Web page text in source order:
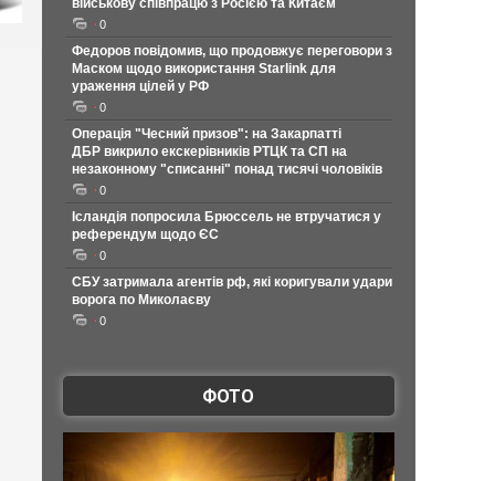
військову співпрацю з Росією та Китаєм
0
Федоров повідомив, що продовжує переговори з
Маском щодо використання Starlink для
ураження цілей у РФ
0
Операція "Чесний призов": на Закарпатті
ДБР викрило екскерівників РТЦК та СП на
незаконному "списанні" понад тисячі чоловіків
0
Ісландія попросила Брюссель не втручатися у
референдум щодо ЄС
0
СБУ затримала агентів рф, які коригували удари
ворога по Миколаєву
0
ФОТО